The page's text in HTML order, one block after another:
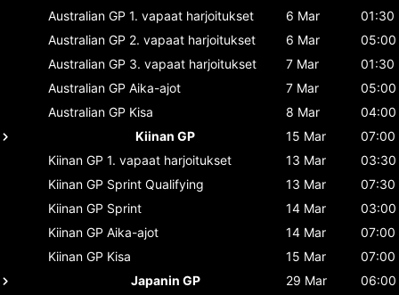
Australian GP 1. vapaat harjoitukset 6 Mar
01:30
Australian GP 2. vapaat harjoitukset 6 Mar
05:00
Australian GP 3. vapaat harjoitukset 7 Mar
01:30
Australian GP Aika-ajot 7 Mar
05:00
Australian GP Kisa 8 Mar
04:00
Kiinan GP
15 Mar
07:00
Kiinan GP 1. vapaat harjoitukset 13 Mar
03:30
Kiinan GP Sprint Qualifying 13 Mar
07:30
Kiinan GP Sprint 14 Mar
03:00
Kiinan GP Aika-ajot 14 Mar
07:00
Kiinan GP Kisa 15 Mar
07:00
Japanin GP
29 Mar
06:00